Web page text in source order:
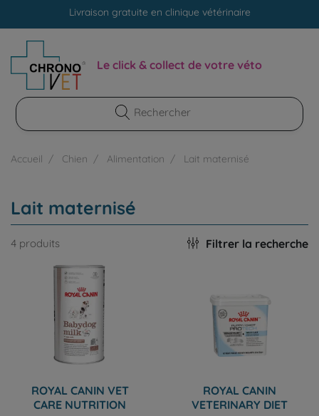
Livraison gratuite en clinique vétérinaire
Livraison gratuite en clinique vétérinaire
Le click & collect de votre véto
Accueil Chien Alimentation Lait maternisé
Lait maternisé
4 produits Filtrer la recherche
ROYAL CANIN VET
CARE NUTRITION
ROYAL CANIN
VETERINARY DIET